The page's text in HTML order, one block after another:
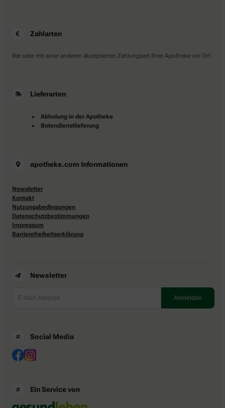
Zahlarten
Bar oder mit einer anderen akzeptierten Zahlungsart Ihrer Apotheke vor Ort.
Lieferarten
Abholung in der Apotheke
Botendienstlieferung
apotheke.com Informationen
Newsletter
Kontakt
Nutzungsbedingungen
Datenschutzbestimmungen
Impressum
Barrierefreiheitserklärung
Newsletter
Social Media
Ein Service von